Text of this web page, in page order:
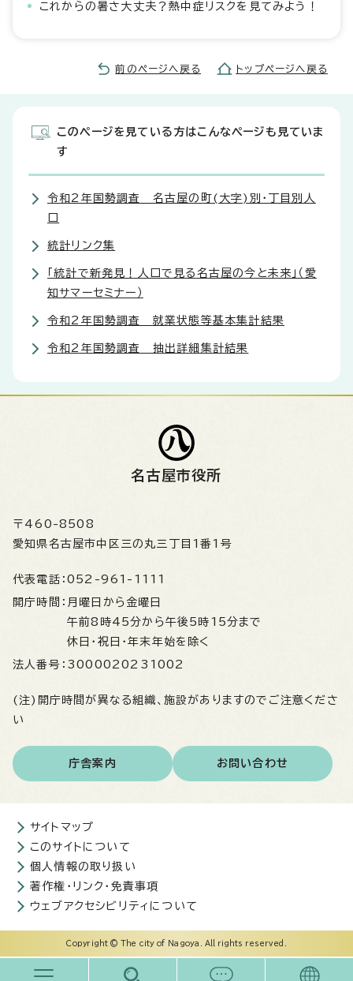
これからの暑さ大丈夫？熱中症リスクを見てみよう！
前のページへ戻る トップページへ戻る
このページを見ている方はこんなページも見ていま
す
令和2年国勢調査 名古屋の町(大字)別・丁目別人
統計リンク集
「統計で新発見！人口で見る名古屋の今と未来」（愛
知サマーセミナー）
令和2年国勢調査 就業状態等基本集計結果
令和2年国勢調査 抽出詳細集計結果
名古屋市役所
〒460-8508
愛知県名古屋市中区三の丸三丁目1番1号
代表電話： 052-961-1111
開庁時間： 月曜日から金曜日
午前8時45分から午後5時15分まで
休日・祝日・年末年始を除く
法人番号： 3000020231002
(注)開庁時間が異なる組織、施設がありますのでご注意くださ
い
庁舎案内 お問い合わせ
サイトマップ
このサイトについて
個人情報の取り扱い
著作権・リンク・免責事項
ウェブアクセシビリティについて
Copyright © The city of Nagoya. All rights reserved.